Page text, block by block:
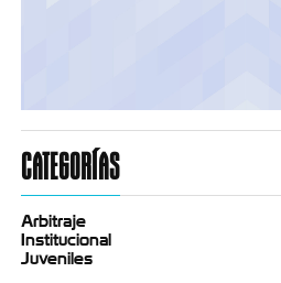
CATEGORÍAS
Arbitraje
Institucional
Juveniles